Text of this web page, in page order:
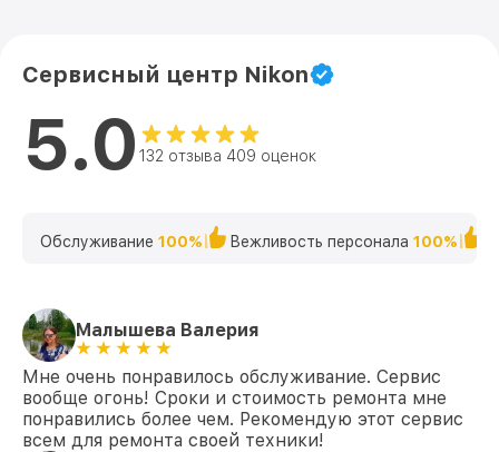
Сервисный центр Nikon
5.0 132 отзыва 409 оценок
Обслуживание 100% Вежливость персонала 100%
Малышева Валерия
Мне очень понравилось обслуживание. Сервис
вообще огонь! Сроки и стоимость ремонта мне
понравились более чем. Рекомендую этот сервис
всем для ремонта своей техники!